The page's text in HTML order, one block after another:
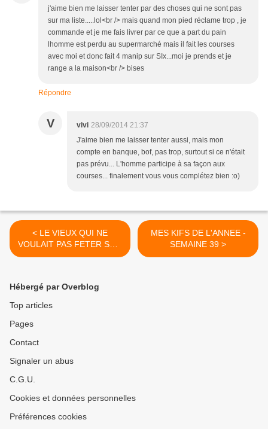
j'aime bien me laisser tenter par des choses qui ne sont pas
sur ma liste.....lol<br /> mais quand mon pied réclame trop , je
commande et je me fais livrer par ce que a part du pain
lhomme est perdu au supermarché mais il fait les courses
avec moi et donc fait 4 manip sur SIx...moi je prends et je
range a la maison<br /> bises
Répondre
V vivi 28/09/2014 21:37
J'aime bien me laisser tenter aussi, mais mon
compte en banque, bof, pas trop, surtout si ce n'était
pas prévu... L'homme participe à sa façon aux
courses... finalement vous vous complétez bien :o)
< LE VIEUX QUI NE
VOULAIT PAS FETER SON
ANNIVERSAIRE
MES KIFS DE L'ANNEE -
SEMAINE 39 >
Hébergé par Overblog
Top articles
Pages
Contact
Signaler un abus
C.G.U.
Cookies et données personnelles
Préférences cookies